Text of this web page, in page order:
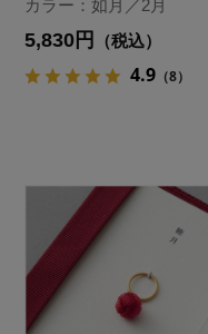
カラー：如月／2月
5,830円 （税込）
4.9 （8）